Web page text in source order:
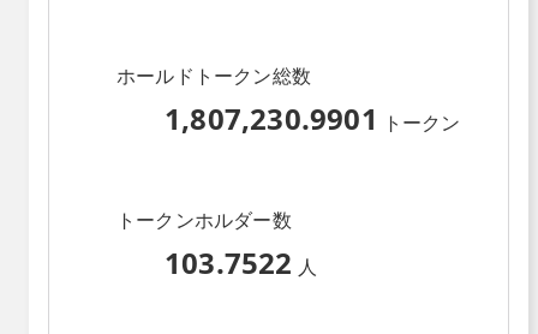
ホールドトークン総数
1,807,230.9901 トークン
トークンホルダー数
103.7522 人